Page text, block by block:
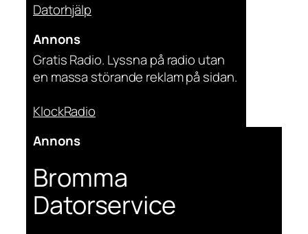
Datorhjälp
Annons
Gratis Radio. Lyssna på radio utan
en massa störande reklam på sidan.
KlockRadio
Annons
Bromma
Datorservice